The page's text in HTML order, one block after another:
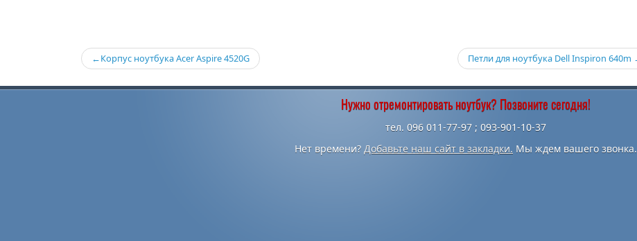
Навигация
Корпус ноутбука Acer Aspire 4520G Петли для ноутбука Dell Inspiron 640m
Нужно отремонтировать ноутбук? Позвоните сегодня!
тел. 096 011-77-97 ; 093-901-10-37
Нет времени? Добавьте наш сайт в закладки. Мы ждем вашего звонка.